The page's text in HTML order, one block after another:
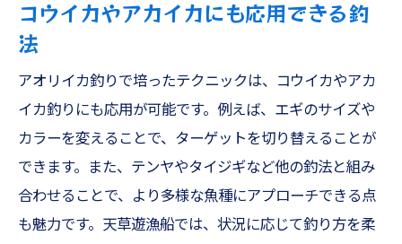
コウイカやアカイカにも応用できる釣
法
アオリイカ釣りで培ったテクニックは、コウイカやアカ
イカ釣りにも応用が可能です。例えば、エギのサイズや
カラーを変えることで、ターゲットを切り替えることが
できます。また、テンヤやタイジギなど他の釣法と組み
合わせることで、より多様な魚種にアプローチできる点
も魅力です。天草遊漁船では、状況に応じて釣り方を柔